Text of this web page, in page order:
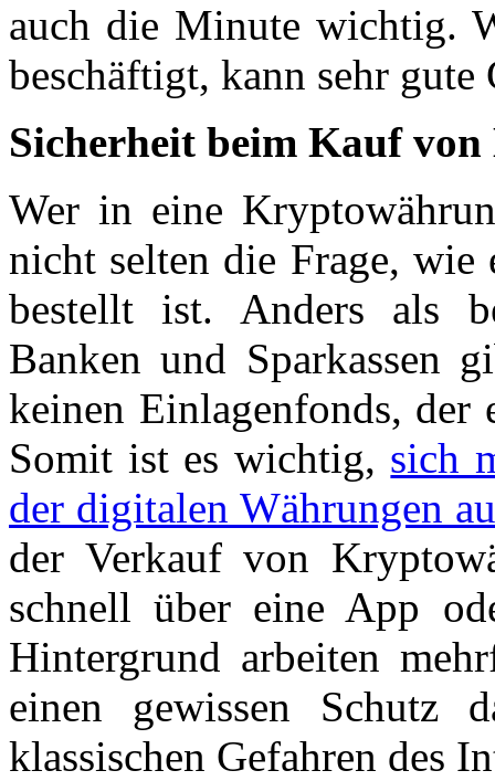
auch die Minute wichtig.
beschäftigt, kann sehr gute
Sicherheit beim Kauf
Wer in eine
nicht selten die Frage, wie
bestellt ist. Anders als
Banken und Sparkassen
keinen Einlagenfonds, der
Somit ist es wichtig, sich
der digitalen Währungen
der Verkauf von
schnell über eine App
Hintergrund arbeiten
einen gewissen Schutz
klassischen Gefahren des